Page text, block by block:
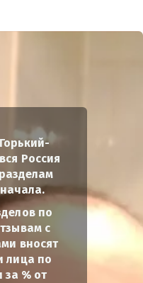
Россия
по
с
вносят
лица по
за % от